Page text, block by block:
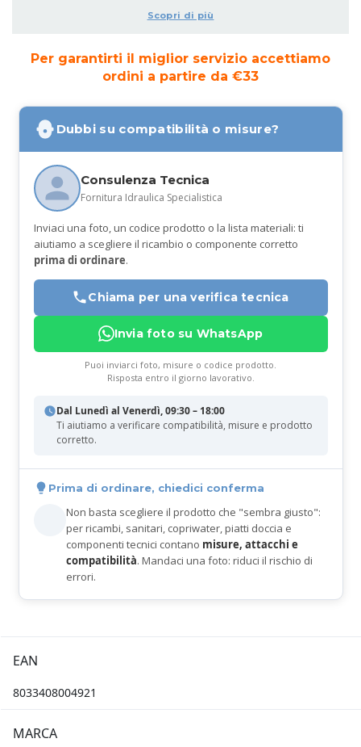
Per garantirti il miglior servizio accettiamo
ordini a partire da €33
Dubbi su compatibilità o misure?
Consulenza Tecnica
Fornitura Idraulica Specialistica
Inviaci una foto, un codice prodotto o la lista materiali: ti
aiutiamo a scegliere il ricambio o componente corretto
prima di ordinare.
Chiama per una verifica tecnica
Invia foto su WhatsApp
Puoi inviarci foto, misure o codice prodotto.
Risposta entro il giorno lavorativo.
Dal Lunedì al Venerdì, 09:30 – 18:00
Ti aiutiamo a verificare compatibilità, misure e prodotto
corretto.
Prima di ordinare, chiedici conferma
Non basta scegliere il prodotto che "sembra giusto":
per ricambi, sanitari, copriwater, piatti doccia e
componenti tecnici contano misure, attacchi e
compatibilità. Mandaci una foto: riduci il rischio di
errori.
Scopri di più
EAN
8033408004921
MARCA